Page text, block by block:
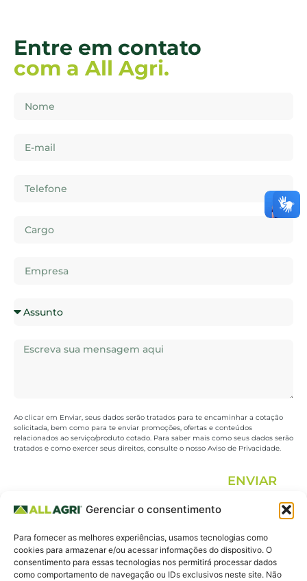
Gerenciar o consentimento
Para fornecer as melhores experiências, usamos tecnologias como
cookies para armazenar e/ou acessar informações do dispositivo. O
consentimento para essas tecnologias nos permitirá processar dados
como comportamento de navegação ou IDs exclusivos neste site. Não
Entre em contato
com a All Agri.
Ao clicar em Enviar, seus dados serão tratados para te encaminhar a cotação
solicitada, bem como para te enviar promoções, ofertas e conteúdos
relacionados ao serviço/produto cotado. Para saber mais como seus dados serão
tratados e como exercer seus direitos, consulte o nosso Aviso de Privacidade.
ENVIAR
All Agri.
Agricultura
para todos.
Fale
conosco19 3213.0270
Whatsapp 19